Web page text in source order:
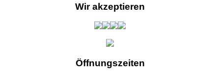
Wir akzeptieren
Öffnungszeiten